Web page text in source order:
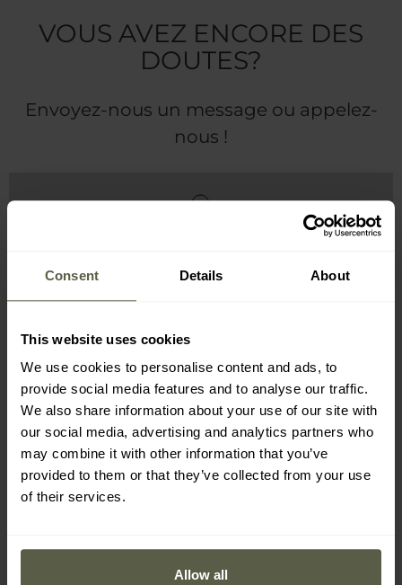
Consent Details About
This website uses cookies
We use cookies to personalise content and ads, to
provide social media features and to analyse our traffic.
We also share information about your use of our site with
our social media, advertising and analytics partners who
may combine it with other information that you’ve
provided to them or that they’ve collected from your use
of their services.
Allow all
VOUS AVEZ ENCORE DES
DOUTES?
Envoyez-nous un message ou appelez-
nous !
Disponible 24/7
+385 800 791 184 +420 228 880 409
+45 92 452 099 +372 63 462 00
+358 942 721 766 +49 800 001 0162
+30 211 234 7468 +36 800 808 59
+31 308 903 388